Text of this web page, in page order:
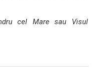
cel Mare sau Visul